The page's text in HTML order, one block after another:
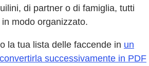
di partner o di famiglia, tutti
modo organizzato.
la tua lista delle faccende in un
successivamente in PDF